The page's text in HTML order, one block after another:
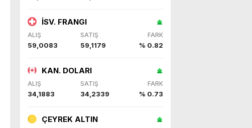
İSV. FRANGI
ALIŞ SATIŞ FARK
59,0083 59,1179 % 0.82
KAN. DOLARI
ALIŞ SATIŞ FARK
34,1883 34,2339 % 0.73
ÇEYREK ALTIN